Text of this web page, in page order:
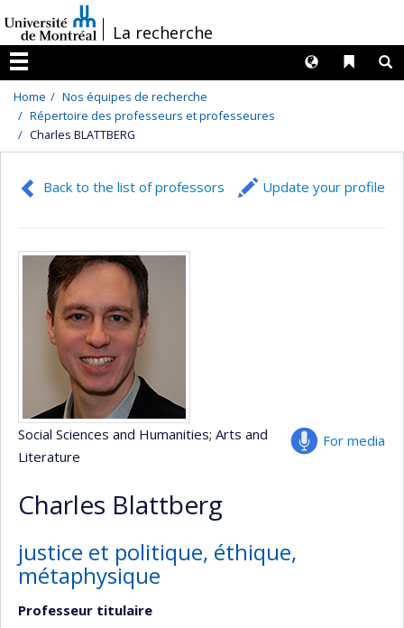
au
contenu
/La recherche
Menu
Liens
Langues
Home
Nos équipes de recherche
Répertoire des professeurs et professeures
Charles BLATTBERG
Back to the list of professors Update your profile
For media
Social Sciences and Humanities; Arts and
Literature
Charles Blattberg
justice et politique, éthique,
métaphysique
Professeur titulaire